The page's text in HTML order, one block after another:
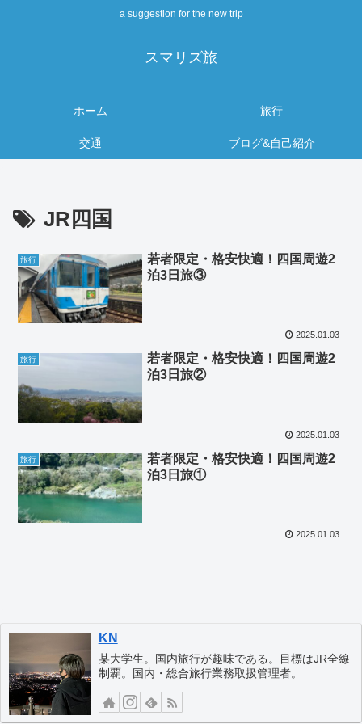
a suggestion for the new trip
スマリズ旅
ホーム 旅行
交通 ブログ&自己紹介
JR四国
旅行
若者限定・格安快適！四国周遊2
泊3日旅③
2025.01.03
旅行
若者限定・格安快適！四国周遊2
泊3日旅②
2025.01.03
旅行
若者限定・格安快適！四国周遊2
泊3日旅①
2025.01.03
KN
某大学生。国内旅行が趣味である。目標はJR全線
制覇。国内・総合旅行業務取扱管理者。